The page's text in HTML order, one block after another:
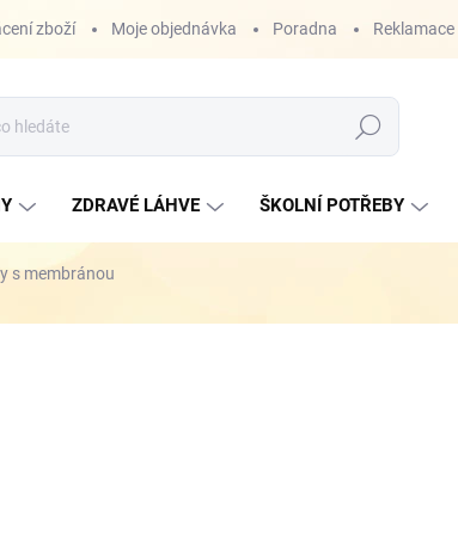
zboží Moje objednávka Poradna Reklamace
Hledat
ZDRAVÉ LÁHVE ŠKOLNÍ POTŘEBY
s membránou